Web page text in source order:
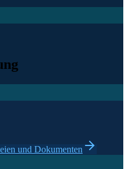
und Dokumenten